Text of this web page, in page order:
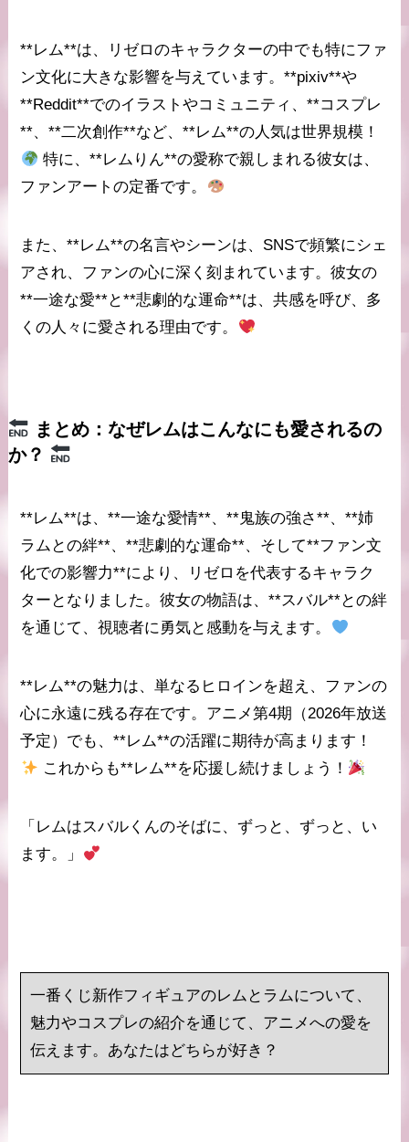
**レム**は、リゼロのキャラクターの中でも特にファ
ン文化に大きな影響を与えています。**pixiv**や
**Reddit**でのイラストやコミュニティ、**コスプレ
**、**二次創作**など、**レム**の人気は世界規模！
特に、**レムりん**の愛称で親しまれる彼女は、
ファンアートの定番です。
また、**レム**の名言やシーンは、SNSで頻繁にシェ
アされ、ファンの心に深く刻まれています。彼女の
**一途な愛**と**悲劇的な運命**は、共感を呼び、多
くの人々に愛される理由です。
まとめ：なぜレムはこんなにも愛されるの
か？
**レム**は、**一途な愛情**、**鬼族の強さ**、**姉
ラムとの絆**、**悲劇的な運命**、そして**ファン文
化での影響力**により、リゼロを代表するキャラク
ターとなりました。彼女の物語は、**スバル**との絆
を通じて、視聴者に勇気と感動を与えます。
**レム**の魅力は、単なるヒロインを超え、ファンの
心に永遠に残る存在です。アニメ第4期（2026年放送
予定）でも、**レム**の活躍に期待が高まります！
これからも**レム**を応援し続けましょう！
「レムはスバルくんのそばに、ずっと、ずっと、い
ます。」
一番くじ新作フィギュアのレムとラムについて、
魅力やコスプレの紹介を通じて、アニメへの愛を
伝えます。あなたはどちらが好き？